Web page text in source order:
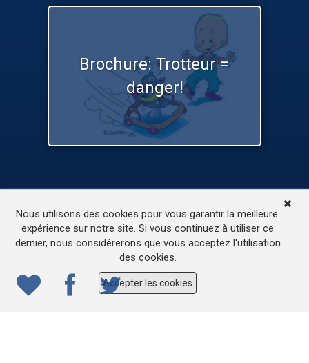
Brochure: Trotteur =
danger!
L’accessibilité de ce site
© 2022ONE.be– Production : Dew production – Tous
droits réservés – Webdesign: Lokidor
Nous utilisons des cookies pour vous garantir la meilleure
expérience sur notre site. Si vous continuez à utiliser ce
dernier, nous considérerons que vous acceptez l'utilisation
des cookies.
Accepter les cookies